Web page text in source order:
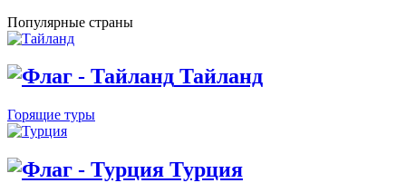
Популярные страны
Тайланд
Горящие туры
Турция